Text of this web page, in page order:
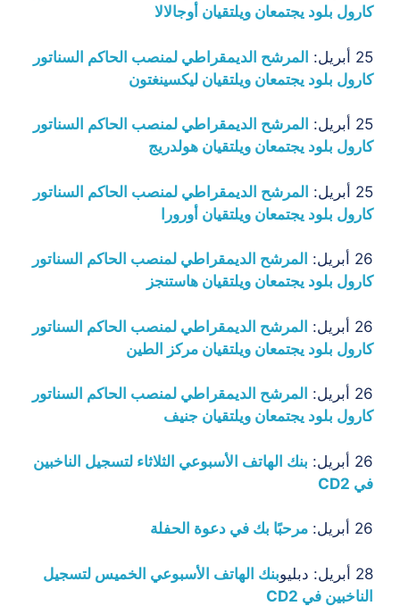
كارول بلود يجتمعان ويلتقيان أوجالالا
25 أبريل:
المرشح الديمقراطي لمنصب الحاكم السناتور
كارول بلود يجتمعان ويلتقيان ليكسينغتون
25 أبريل:
المرشح الديمقراطي لمنصب الحاكم السناتور
كارول بلود يجتمعان ويلتقيان هولدريج
25 أبريل:
المرشح الديمقراطي لمنصب الحاكم السناتور
كارول بلود يجتمعان ويلتقيان أورورا
26 أبريل:
المرشح الديمقراطي لمنصب الحاكم السناتور
كارول بلود يجتمعان ويلتقيان هاستنجز
26 أبريل:
المرشح الديمقراطي لمنصب الحاكم السناتور
كارول بلود يجتمعان ويلتقيان مركز الطين
26 أبريل:
المرشح الديمقراطي لمنصب الحاكم السناتور
كارول بلود يجتمعان ويلتقيان جنيف
26 أبريل:
بنك الهاتف الأسبوعي الثلاثاء لتسجيل الناخبين
في CD2
26 أبريل: مرحبًا بك في دعوة الحفلة
28 أبريل: دبليو
بنك الهاتف الأسبوعي الخميس لتسجيل
الناخبين في CD2